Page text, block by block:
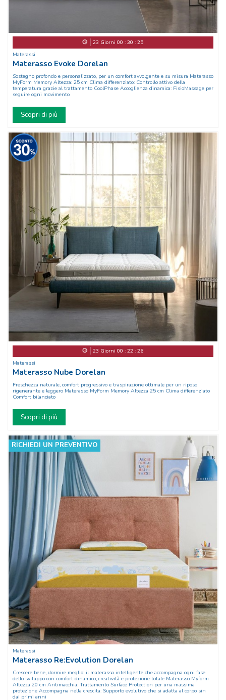
23 Giorni 00 : 30 : 22
Materassi
Materasso Evoke Dorelan
Sostegno profondo e personalizzato, per un comfort avvolgente e su misura Materasso
MyForm Memory Altezza: 25 cm Clima differenziato: Controllo attivo della
temperatura grazie al trattamento CoolPhase Accoglienza dinamica: FisioMassage per
seguire ogni movimento
Scopri di più
23 Giorni 00 : 22: 23
Materassi
Materasso Nube Dorelan
Freschezza naturale, comfort progressivo e traspirazione ottimale per un riposo
rigenerante e leggero Materasso MyForm Memory Altezza 25 cm Clima differenziato
Comfort bilanciato
Scopri di più
RICHIEDI UN PREVENTIVO
Materassi
Materasso Re:Evolution Dorelan
Crescere bene, dormire meglio: il materasso intelligente che accompagna ogni fase
dello sviluppo con comfort dinamico, creatività e protezione totale Materasso Myform
Altezza 20 cm Antimacchia: Trattamento Surface Protection per una massima
protezione Accompagna nella crescita: Supporto evolutivo che si adatta al corpo sin
dai primi anni